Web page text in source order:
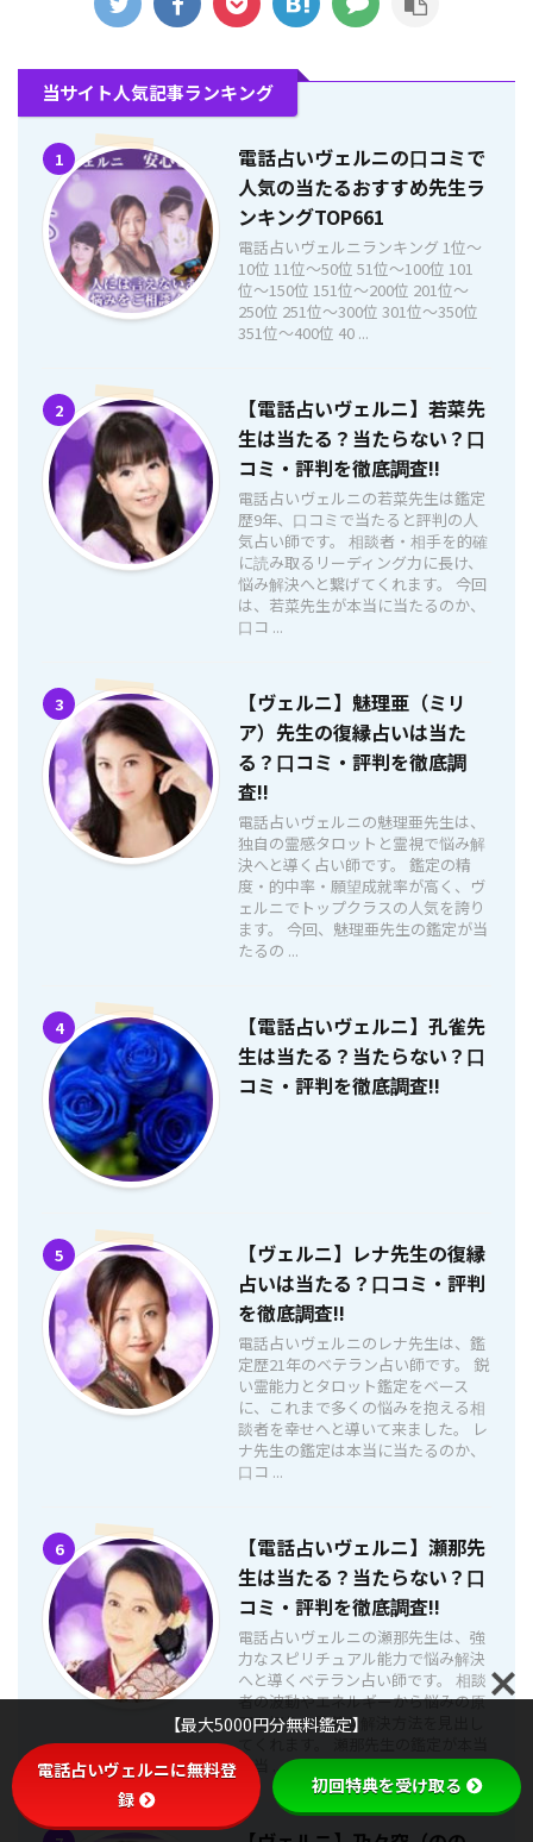
当サイト人気記事ランキング
1
電話占いヴェルニの口コミで
人気の当たるおすすめ先生ラ
ンキングTOP661
電話占いヴェルニランキング 1位〜
10位 11位〜50位 51位〜100位 101
位〜150位 151位〜200位 201位〜
250位 251位〜300位 301位〜350位
351位〜400位 40 ...
2
【電話占いヴェルニ】若菜先
生は当たる？当たらない？口
コミ・評判を徹底調査!!
電話占いヴェルニの若菜先生は鑑定
歴9年、口コミで当たると評判の人
気占い師です。 相談者・相手を的確
に読み取るリーディング力に長け、
悩み解決へと繋げてくれます。 今回
は、若菜先生が本当に当たるのか、
口コ ...
3
【ヴェルニ】魅理亜（ミリ
ア）先生の復縁占いは当た
る？口コミ・評判を徹底調
査!!
電話占いヴェルニの魅理亜先生は、
独自の霊感タロットと霊視で悩み解
決へと導く占い師です。 鑑定の精
度・的中率・願望成就率が高く、ヴ
ェルニでトップクラスの人気を誇り
ます。 今回、魅理亜先生の鑑定が当
たるの ...
4
【電話占いヴェルニ】孔雀先
生は当たる？当たらない？口
コミ・評判を徹底調査!!
5
【ヴェルニ】レナ先生の復縁
占いは当たる？口コミ・評判
を徹底調査!!
電話占いヴェルニのレナ先生は、鑑
定歴21年のベテラン占い師です。 鋭
い霊能力とタロット鑑定をベース
に、これまで多くの悩みを抱える相
談者を幸せへと導いて来ました。 レ
ナ先生の鑑定は本当に当たるのか、
口コ ...
6
【電話占いヴェルニ】瀬那先
生は当たる？当たらない？口
コミ・評判を徹底調査!!
電話占いヴェルニの瀬那先生は、強
力なスピリチュアル能力で悩み解決
へと導くベテラン占い師です。 相談
者の波動やエネルギーから悩みの原
因を探り、最善な解決方法を見出し
てくれます。 瀬那先生の鑑定が本当
に当 ...
【最大5000円分無料鑑定】
電話占いヴェルニに無料登
録
初回特典を受け取る